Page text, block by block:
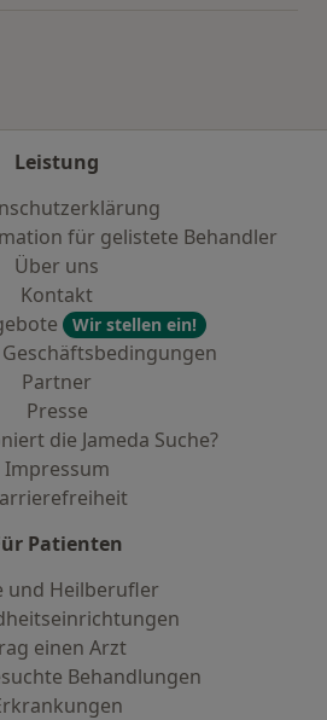
Leistung
für gelistete Behandler
Über uns
Kontakt
Wir stellen ein!
Partner
Presse
die Jameda Suche?
Impressum
Patienten
und Heilberufler
einen Arzt
Behandlungen